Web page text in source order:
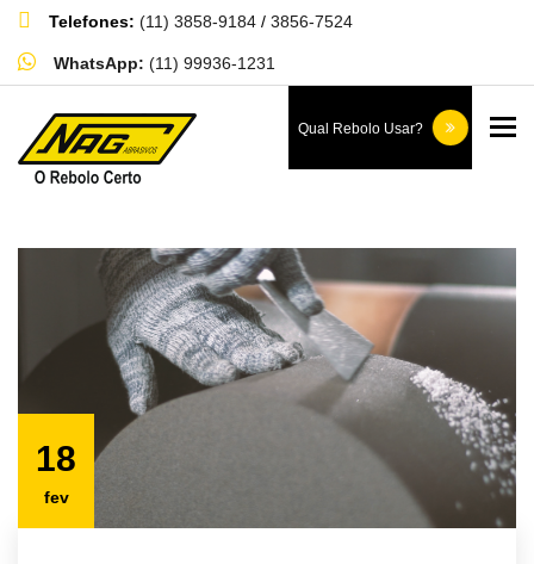
Telefones: (11) 3858-9184 / 3856-7524
WhatsApp: (11) 99936-1231
Qual Rebolo Usar?
Blog
Home Blog
18
fev